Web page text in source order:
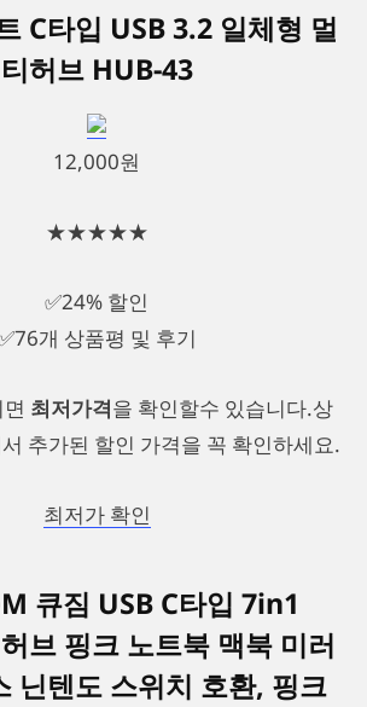
C타입 USB 3.2 일체형 멀
티허브 HUB-43
12,000원
★★★★★
✅24% 할인
개 상품평 및 후기
최저가격을 확인할수 있습니다.상
추가된 할인 가격을 꼭 확인하세요.
최저가 확인
큐짐 USB C타입 7in1
브 핑크 노트북 맥북 미러
닌텐도 스위치 호환, 핑크